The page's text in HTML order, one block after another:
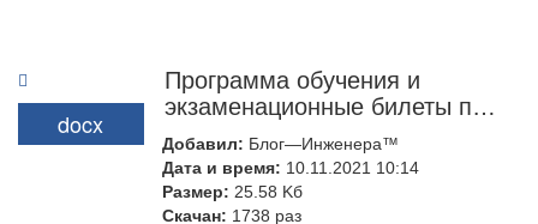
docx
Программа обучения и
экзаменационные билеты по
охране труда для машиниста
насосных станций
Добавил: Блог—Инженера™
Дата и время: 10.11.2021 10:14
Размер: 25.58 Kб
Скачан: 1738 раз